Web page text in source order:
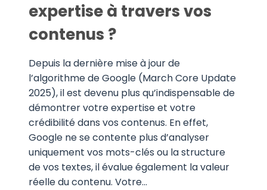
expertise à travers vos
contenus ?
Depuis la dernière mise à jour de
l’algorithme de Google (March Core Update
2025), il est devenu plus qu’indispensable de
démontrer votre expertise et votre
crédibilité dans vos contenus. En effet,
Google ne se contente plus d’analyser
uniquement vos mots-clés ou la structure
de vos textes, il évalue également la valeur
réelle du contenu. Votre…